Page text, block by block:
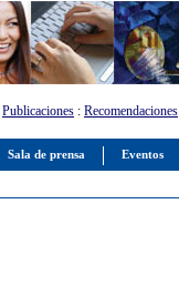
Sala de prensa Eventos
Publicaciones : Recomendaciones